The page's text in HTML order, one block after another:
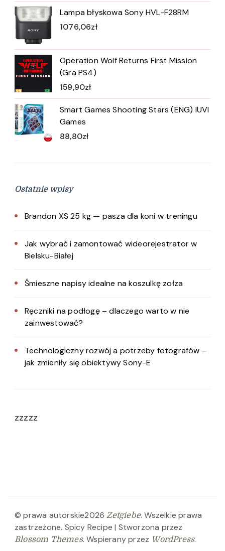
Lampa błyskowa Sony HVL-F28RM
1076,06zł
Operation Wolf Returns First Mission
(Gra PS4)
159,90zł
Smart Games Shooting Stars (ENG) IUVI
Games
88,80zł
Ostatnie wpisy
Brandon XS 25 kg — pasza dla koni w treningu
Jak wybrać i zamontować wideorejestrator w
Bielsku-Białej
Śmieszne napisy idealne na koszulkę zołza
Ręczniki na podłogę – dlaczego warto w nie
zainwestować?
Technologiczny rozwój a potrzeby fotografów –
jak zmieniły się obiektywy Sony-E
zzzzz
© prawa autorskie2026Zetgiebe. Wszelkie prawa
zastrzeżone. Spicy Recipe | Stworzona przez
Blossom Themes. Wspierany przez WordPress.